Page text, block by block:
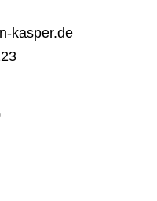
kasper.de